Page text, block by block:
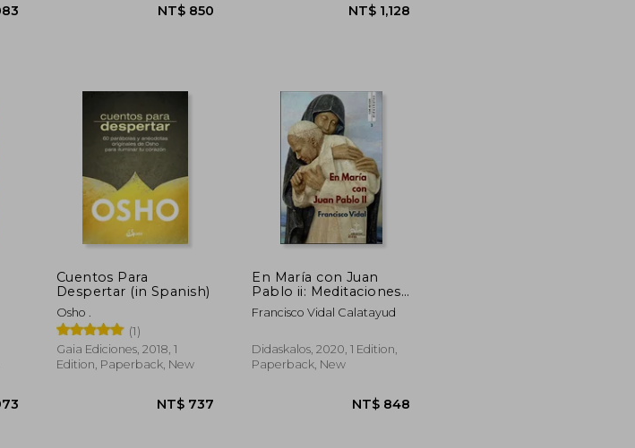
NT$ 1,083 NT$ 850
Cuentos Para
Despertar (in Spanish)
Osho .
(1)
Gaia Ediciones, 2018, 1
Edition, Paperback, New
En María con Juan
Pablo ii: Meditaciones:
3 (Cor ad Cor) (in
Spanish)
Francisco Vidal Calatayud
Didaskalos, 2020, 1 Edition,
Paperback, New